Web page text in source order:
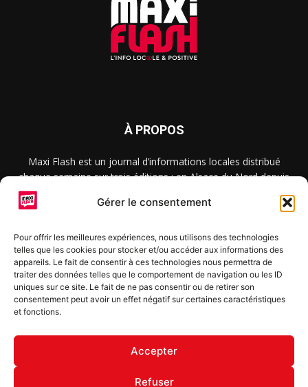
Gérer le consentement
Pour offrir les meilleures expériences, nous utilisons des technologies
telles que les cookies pour stocker et/ou accéder aux informations des
appareils. Le fait de consentir à ces technologies nous permettra de
traiter des données telles que le comportement de navigation ou les ID
uniques sur ce site. Le fait de ne pas consentir ou de retirer son
consentement peut avoir un effet négatif sur certaines caractéristiques
et fonctions.
Accepter
Refuser
À PROPOS
Maxi Flash est un journal d’informations locales distribué
chaque semaine sur trois éditions : en Alsace du Nord depuis
2015, dans les secteurs d’Obernai-Molsheim-Erstein depuis
2022, et à Colmar, Vignoble et Plaine depuis 2023.
SUIVEZ-NOUS
S'inscrire à la newsletter